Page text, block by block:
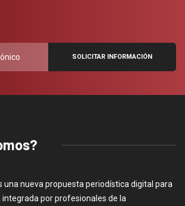
una nueva propuesta periodística digital para
integrada por profesionales de la